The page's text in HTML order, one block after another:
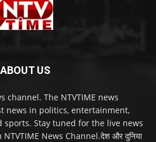
ABOUT US
channel. The NTVTIME news
news in politics, entertainment,
sports. Stay tuned for the live news
News Channel.देश और दुनिया